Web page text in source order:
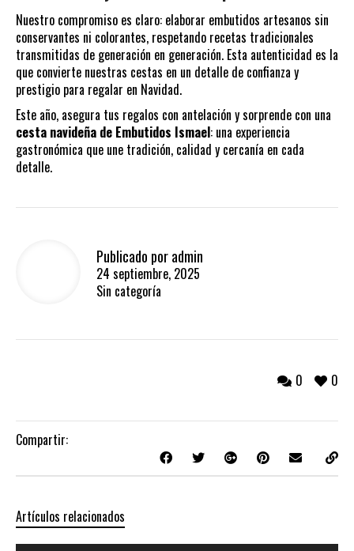
Nuestro compromiso es claro: elaborar embutidos artesanos sin
conservantes ni colorantes, respetando recetas tradicionales
transmitidas de generación en generación. Esta autenticidad es la
que convierte nuestras cestas en un detalle de confianza y
prestigio para regalar en Navidad.
Este año, asegura tus regalos con antelación y sorprende con una
cesta navideña de Embutidos Ismael: una experiencia
gastronómica que une tradición, calidad y cercanía en cada
detalle.
Publicado poradmin
24 septiembre, 2025
Sin categoría
0
0
Compartir:
Artículos relacionados